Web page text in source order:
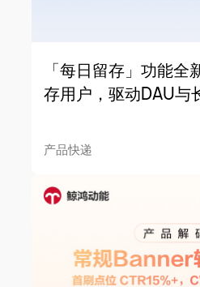
「每日留存」功能全
存用户，驱动DAU与
产品快递